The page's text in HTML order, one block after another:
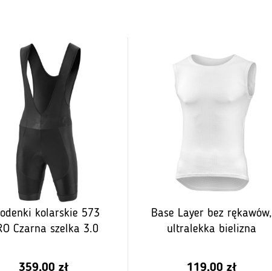
kolarskie 573
Czarna szelka 3.0
359,00zł
Base Layer bez rękawów,
ultralekka bielizna
119,00 zł